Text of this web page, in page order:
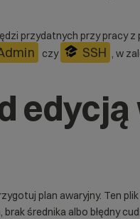
przydatnych przy pracy z
czy SSH , w
edycją
plan awaryjny. Ten
średnika albo błędny